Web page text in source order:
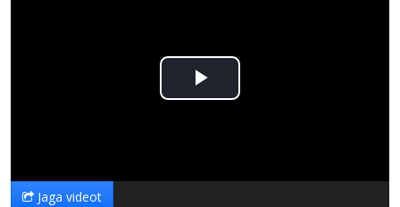
Esita
Jaga videot